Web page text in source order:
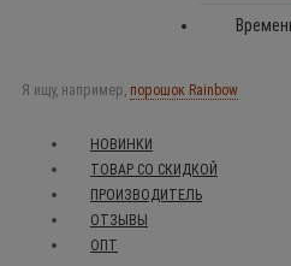
Я ищу, например, порошок Rainbow
НОВИНКИ
ТОВАР СО СКИДКОЙ
ПРОИЗВОДИТЕЛЬ
ОТЗЫВЫ
ОПТ